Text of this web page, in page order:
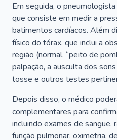
Em seguida, o
que consiste em medir a
batimentos cardíacos. Além
físico do tórax, que inclui a
região (normal, “peito de
palpação, a ausculta dos
tosse e outros testes
Depois disso, o médico
complementares para
incluindo exames de sangue,
função pulmonar, oximetria,